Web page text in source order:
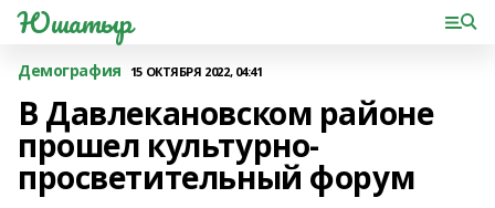
Юшатыр
Демография 15 ОКТЯБРЯ 2022, 04:41
В Давлекановском районе
прошел культурно-
просветительный форум